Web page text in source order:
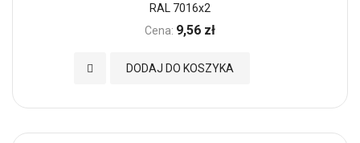
RAL 7016x2
Cena: 9,56 zł
DODAJ DO KOSZYKA
Dodaj do Ulubionych